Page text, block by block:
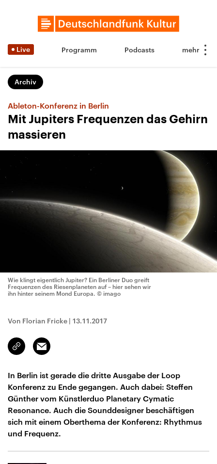
Live Programm Podcasts
Archiv
Ableton-Konferenz in Berlin
Mit Jupiters Frequenzen das Gehirn
massieren
Wie klingt eigentlich Jupiter? Ein Berliner Duo greift
Frequenzen des Riesenplaneten auf – hier sehen wir
ihn hinter seinem Mond Europa. © imago
Von Florian Fricke | 13.11.2017
Link
kopieren/teilen
Email
In Berlin ist gerade die dritte Ausgabe der Loop
Konferenz zu Ende gegangen. Auch dabei: Steffen
Günther vom Künstlerduo Planetary Cymatic
Resonance. Auch die Sounddesigner beschäftigen
sich mit einem Oberthema der Konferenz: Rhythmus
und Frequenz.